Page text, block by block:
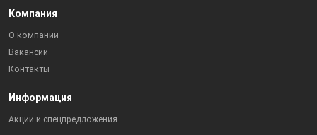
Компания
О компании
Вакансии
Контакты
Информация
Акции и спецпредложения